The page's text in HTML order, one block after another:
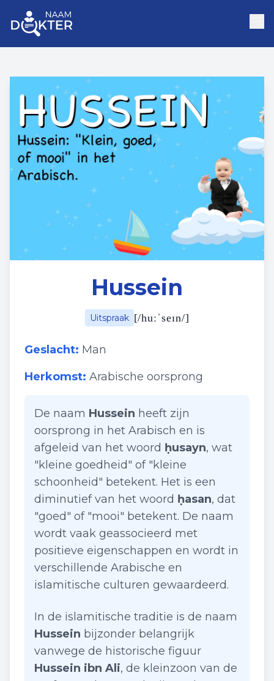
Hussein
Uitspraak [/huːˈseɪn/]
Geslacht: Man
Herkomst: Arabische oorsprong
De naam Hussein heeft zijn
oorsprong in het Arabisch en is
afgeleid van het woord ḥusayn, wat
"kleine goedheid" of "kleine
schoonheid" betekent. Het is een
diminutief van het woord ḥasan, dat
"goed" of "mooi" betekent. De naam
wordt vaak geassocieerd met
positieve eigenschappen en wordt in
verschillende Arabische en
islamitische culturen gewaardeerd.
In de islamitische traditie is de naam
Hussein bijzonder belangrijk
vanwege de historische figuur
Hussein ibn Ali, de kleinzoon van de